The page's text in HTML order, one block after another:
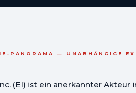
PANORAMA — UNABHÄNGIGE
(EI) ist ein anerkannter